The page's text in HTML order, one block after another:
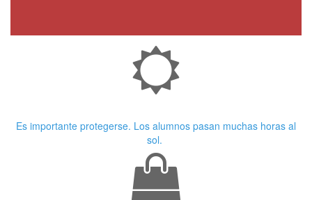
Es importante protegerse. Los alumnos pasan muchas horas al
sol.